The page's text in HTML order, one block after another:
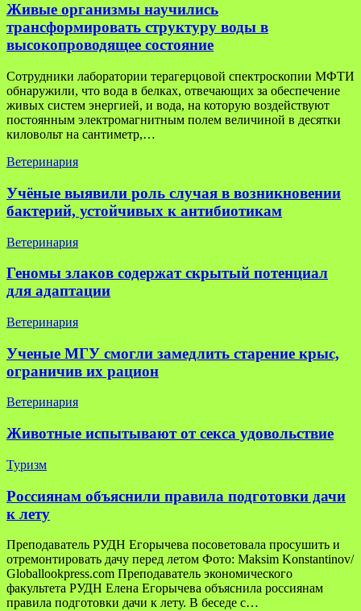
Живые организмы научились
трансформировать структуру воды в
высокопроводящее состояние
Сотрудники лаборатории терагерцовой спектроскопии МФТИ
обнаружили, что вода в белках, отвечающих за обеспечение
живых систем энергией, и вода, на которую воздействуют
постоянным электромагнитным полем величиной в десятки
киловольт на сантиметр,…
Ветеринария
Учёные выявили роль случая в возникновении
бактерий, устойчивых к антибиотикам
Ветеринария
Геномы злаков содержат скрытый потенциал
для адаптации
Ветеринария
Ученые МГУ смогли замедлить старение крыс,
ограничив их рацион
Ветеринария
Животные испытывают от секса удовольствие
Туризм
Россиянам объяснили правила подготовки дачи
к лету
Преподаватель РУДН Егорычева посоветовала просушить и
отремонтировать дачу перед летом Фото: Maksim Konstantinov/
Globallookpress.com Преподаватель экономического
факультета РУДН Елена Егорычева объяснила россиянам
правила подготовки дачи к лету. В беседе с…